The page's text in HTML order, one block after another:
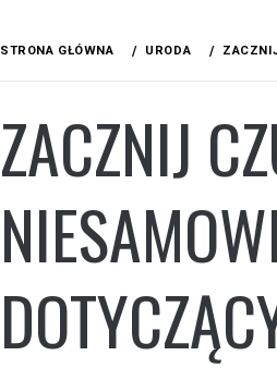
STRONA GŁÓWNA URODA
ZACZNIJ